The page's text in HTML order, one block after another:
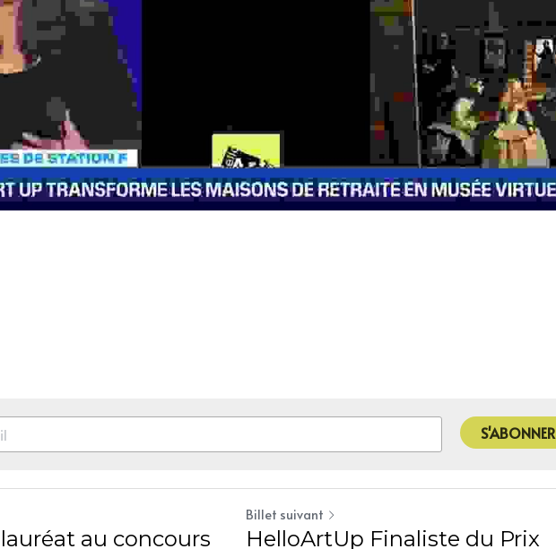
S'ABONNER
au concours
Billet suivant
HelloArtUp Finaliste du Prix